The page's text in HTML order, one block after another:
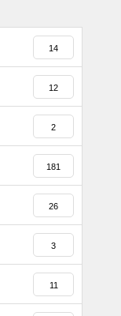
14
12
2
181
26
3
11